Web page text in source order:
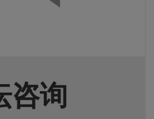
咨询